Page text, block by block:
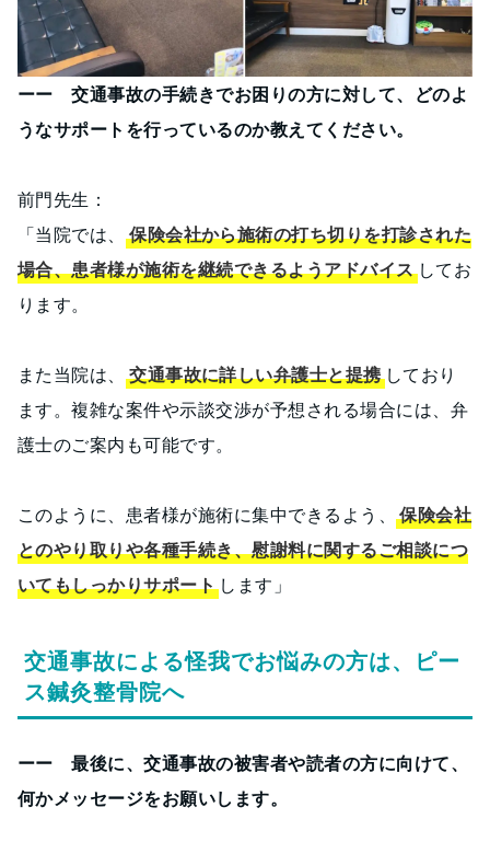
ーー 交通事故の手続きでお困りの方に対して、どのよ
うなサポートを行っているのか教えてください。
前門先生：
「当院では、
保険会社から施術の打ち切りを打診された
場合、患者様が施術を継続できるようアドバイスしてお
ります。
また当院は、 交通事故に詳しい弁護士と提携 しており
ます。複雑な案件や示談交渉が予想される場合には、弁
護士のご案内も可能です。
このように、患者様が施術に集中できるよう、保険会社
とのやり取りや各種手続き、慰謝料に関するご相談につ
いてもしっかりサポート します」
交通事故による怪我でお悩みの方は、ピー
ス鍼灸整骨院へ
ーー 最後に、交通事故の被害者や読者の方に向けて、
何かメッセージをお願いします。